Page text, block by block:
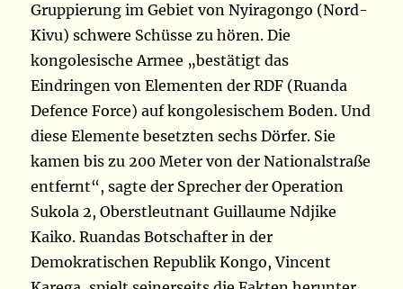
Gruppierung im Gebiet von Nyiragongo (Nord-
Kivu) schwere Schüsse zu hören. Die
kongolesische Armee „bestätigt das
Eindringen von Elementen der RDF (Ruanda
Defence Force) auf kongolesischem Boden. Und
diese Elemente besetzten sechs Dörfer. Sie
kamen bis zu 200 Meter von der Nationalstraße
entfernt“, sagte der Sprecher der Operation
Sukola 2, Oberstleutnant Guillaume Ndjike
Kaiko. Ruandas Botschafter in der
Demokratischen Republik Kongo, Vincent